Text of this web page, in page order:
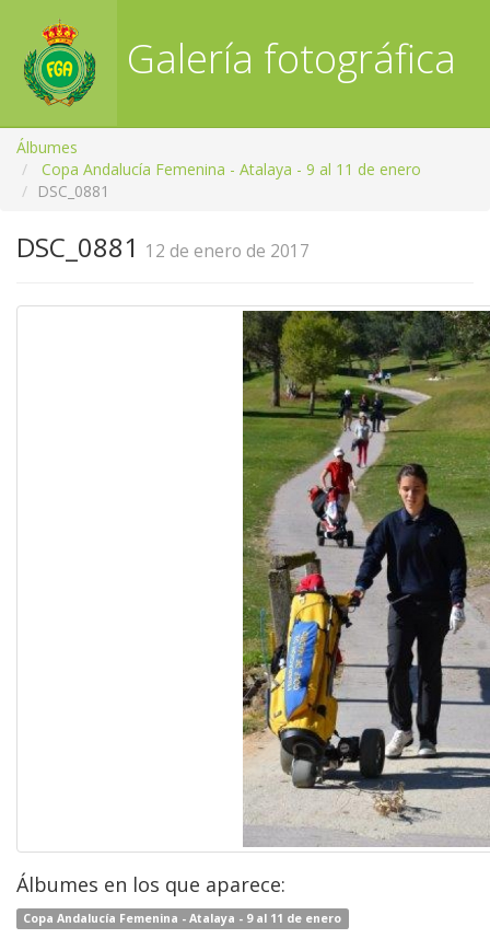
Galería fotográfica
RFGA
Álbumes
Copa Andalucía Femenina - Atalaya - 9 al 11 de enero
DSC_0881
DSC_0881 12 de enero de 2017
Álbumes en los que aparece:
Copa Andalucía Femenina - Atalaya - 9 al 11 de enero